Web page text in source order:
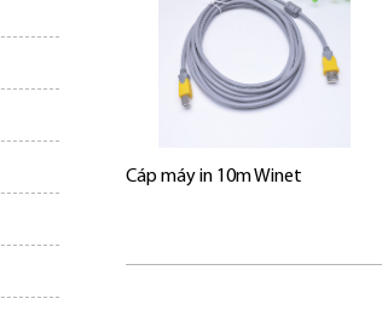
Cáp máy in 10m Winet